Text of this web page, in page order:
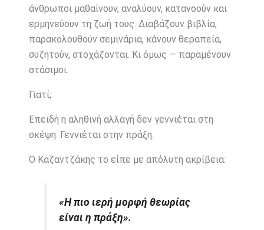
άνθρωποι μαθαίνουν, αναλύουν, κατανοούν και
ερμηνεύουν τη ζωή τους. Διαβάζουν βιβλία,
παρακολουθούν σεμινάρια, κάνουν θεραπεία,
συζητούν, στοχάζονται. Κι όμως — παραμένουν
στάσιμοι.
Γιατί;
Επειδή η αληθινή αλλαγή δεν γεννιέται στη
σκέψη. Γεννιέται στην πράξη.
Ο Καζαντζάκης το είπε με απόλυτη ακρίβεια:
«Η πιο ιερή μορφή θεωρίας
είναι η πράξη».